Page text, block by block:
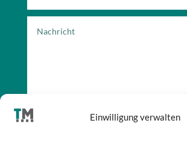
Einwilligung verwalten
=